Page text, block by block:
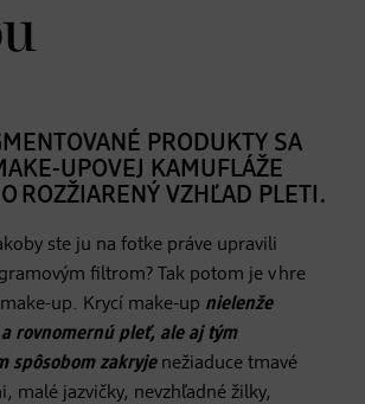
PRODUKTY SA
UPOVEJ KAMUFLÁŽE
ROZŽIARENÝ VZHĽAD PLETI.
ste ju na fotke práve upravili
filtrom? Tak potom je v hre
up. Krycí make-up nielenže
rovnomernú pleť, ale aj tým
spôsobom zakryje nežiaduce tmavé
malé jazvičky, nevzhľadné žilky,